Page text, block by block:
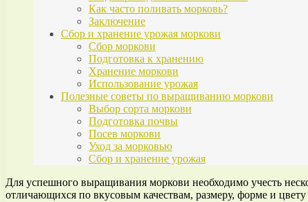
Как часто поливать морковь?
Заключение
Сбор и хранение урожая моркови
Сбор моркови
Подготовка к хранению
Хранение моркови
Использование урожая
Полезные советы по выращиванию моркови
Выбор сорта моркови
Подготовка почвы
Посев моркови
Уход за морковью
Сбор и хранение урожая
Для успешного выращивания моркови необходимо учесть
отличающихся по вкусовым качествам, размеру, форме и